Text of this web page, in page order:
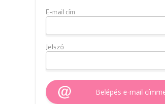
E-mail cím
Jelszó
Belépés e-mail